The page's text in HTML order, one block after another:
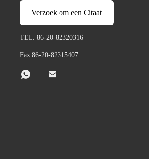
Verzoek om een Citaat
TEL. 86-20-82320316
Fax 86-20-82315407
 